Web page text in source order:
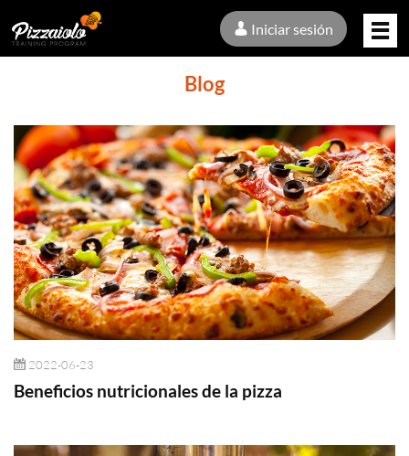
Iniciar sesión
Blog
2022-06-23
Beneficios nutricionales de la pizza